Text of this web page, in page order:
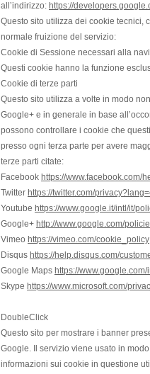
all’indirizzo: https://
Questo sito utilizza dei cookie tecnici,
normale fruizione del servizio:
Cookie di Sessione necessari alla
Questi cookie hanno la funzione
Cookie di terze parti
Questo sito utilizza a volte in modo
Google+ e in generale in base
possono controllare i cookie che
presso ogni terza parte per avere
terze parti citate:
Facebook https://www.facebook.com/
Twitter https://twitter.com/
Youtube https://www.google.it/intl/it/
Google+ http://www.google.com/
Vimeo https://vimeo.com/cookie_policy
Disqus https://help.disqus.com/
Google Maps https://
Skype https://www.microsoft.com/
DoubleClick
Questo sito per mostrare i banner
Google. Il servizio viene usato in
informazioni sui cookie in questione